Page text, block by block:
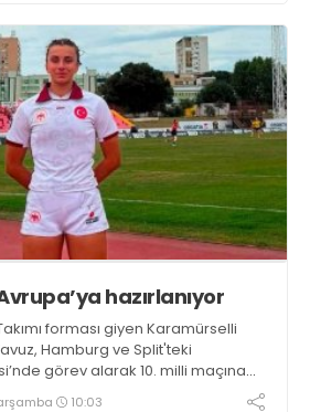
hazırlanıyor
forması giyen Karamürselli
Hamburg ve Split'teki
görev alarak 10. milli maçına
10:03